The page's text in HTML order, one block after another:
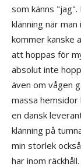
som känns
klänning när
kommer kanske
att hoppas för
absolut inte
även om vågen
massa hemsidor
en dansk
klänning på
min storlek
har inom